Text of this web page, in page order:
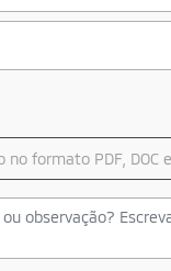
no formato PDF, DOC